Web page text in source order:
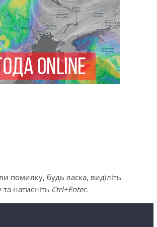
помилку, будь ласка, виділіть
натисніть Ctrl+Enter.